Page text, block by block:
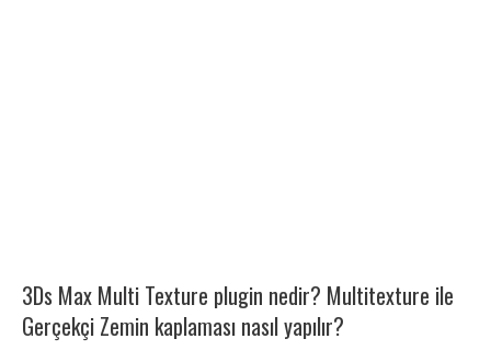
3Ds Max Multi Texture plugin nedir? Multitexture ile
Gerçekçi Zemin kaplaması nasıl yapılır?